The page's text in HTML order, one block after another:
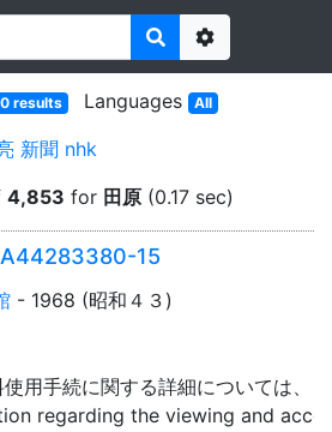
Options
results Languages All
新聞 nhk
4,853 for 田原 (0.17 sec)
15
- 1968 (昭和４３)
用手続に関する詳細については、「
regarding the viewing and